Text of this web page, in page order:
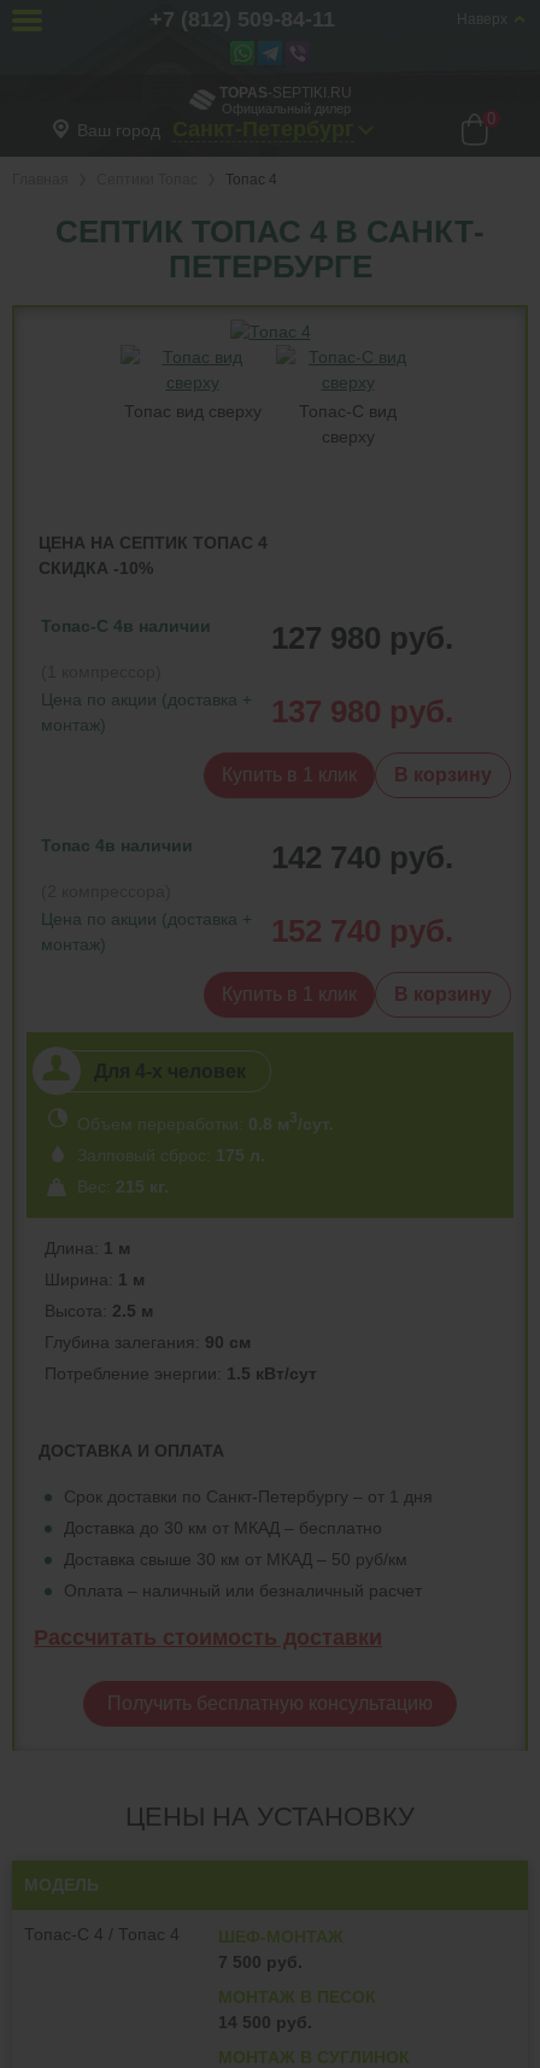
TOPAS-SEPTIKI.RU
Официальный дилер
Ваш город
0
Топас 4
СЕПТИК ТОПАС 4 В САНКТ-
ПЕТЕРБУРГЕ
ЦЕНА НА СЕПТИК ТОПАС 4
СКИДКА -10%
Топас-С 4в наличии 127 980 руб.
Цена по акции (доставка +
монтаж)
137 980 руб.
Купить в 1 клик В корзину
Топас 4в наличии 142 740 руб.
Цена по акции (доставка +
монтаж)
152 740 руб.
Купить в 1 клик В корзину
Объем переработки: 0.8 м3/сут.
Залповый сброс: 175 л.
Вес: 215 кг.
Длина: 1 м
Ширина: 1 м
Высота: 2.5 м
Глубина залегания: 90 см
Потреблeние энергии: 1.5 кВт/сут
ДОСТАВКА И ОПЛАТА
Срок доставки по Санкт-Петербургу – от 1 дня
Доставка до 30 км от МКАД – бесплатно
Доставка свыше 30 км от МКАД – 50 руб/км
Оплата – наличный или безналичный расчет
Рассчитать стоимость доставки
Топас вид сверху
Топас-С вид
сверху
Получить бесплатную консультацию
ЦЕНЫ НА УСТАНОВКУ
МОДЕЛЬ
Топас-С 4 / Топас 4
ШЕФ-МОНТАЖ
7 500 руб.
МОНТАЖ В ПЕСОК
14 500 руб.
МОНТАЖ В СУГЛИНОК
Наверх
+7 (812) 509-84-11